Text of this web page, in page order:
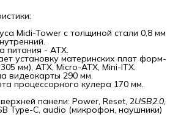
Midi-Tower с толщиной стали 0,8 мм
питания - АТХ.
установку материнских плат форм-
мм), ATX, Micro-ATX, Mini-ITX.
видеокарты 290 мм.
процессорного кулера 170 мм.
панели: Power, Reset, 2USB2.0,
Type-C, audio (микрофон, наушники)